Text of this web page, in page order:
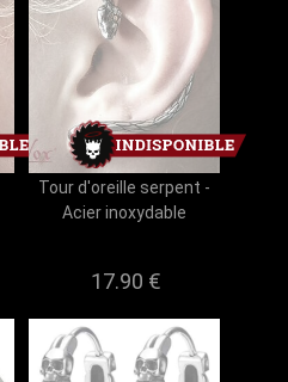
Tour d'oreille serpent -
Acier inoxydable
17.90 €